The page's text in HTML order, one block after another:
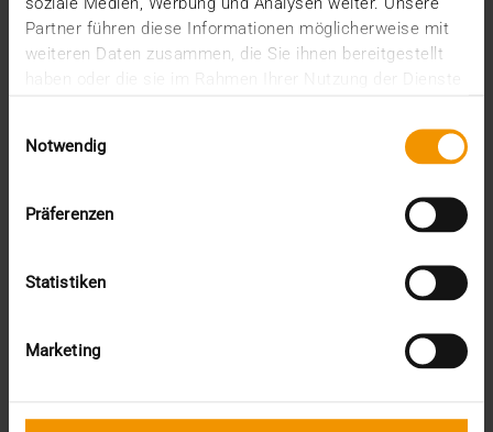
soziale Medien, Werbung und Analysen weiter. Unsere
Partner führen diese Informationen möglicherweise mit
weiteren Daten zusammen, die Sie ihnen bereitgestellt
haben oder die sie im Rahmen Ihrer Nutzung der Dienste
Notwendig
Präferenzen
Statistiken
Marketing
juin (1)
mars (1)
décembre (1)
août (1)
mai (5)
janvier (4)
décembre (2)